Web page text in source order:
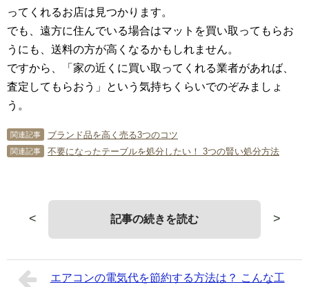
ってくれるお店は見つかります。
でも、遠方に住んでいる場合はマットを買い取ってもらお
うにも、送料の方が高くなるかもしれません。
ですから、「家の近くに買い取ってくれる業者があれば、
査定してもらおう」という気持ちくらいでのぞみましょ
う。
関連記事 ブランド品を高く売る3つのコツ
関連記事 不要になったテーブルを処分したい！ 3つの賢い処分方法
< 記事の続きを読む >
エアコンの電気代を節約する方法は？ こんな工